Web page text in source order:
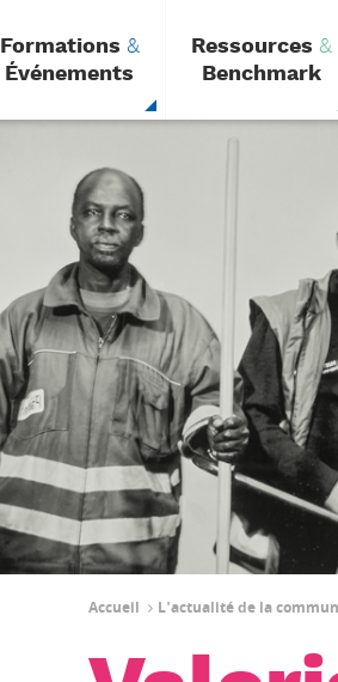
Formations &
Événements
Ressources &
Benchmark
Accueil L'actualité de la